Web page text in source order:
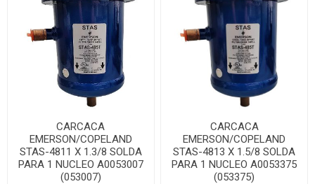
CARCACA
EMERSON/COPELAND
STAS-4811 X 1.3/8 SOLDA
PARA 1 NUCLEO A0053007
(053007)
CARCACA
EMERSON/COPELAND
STAS-4813 X 1.5/8 SOLDA
PARA 1 NUCLEO A0053375
(053375)